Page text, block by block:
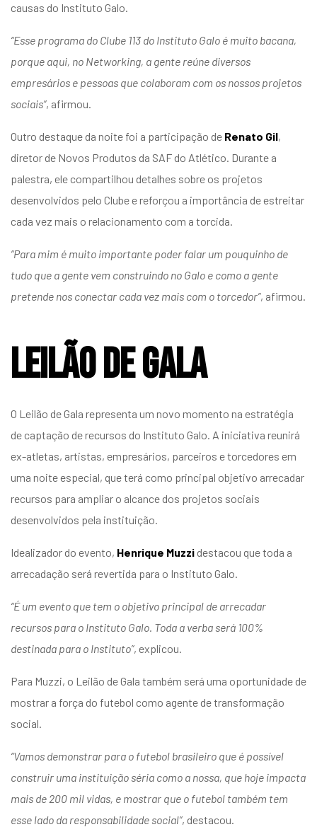
causas do Instituto Galo.
“Esse programa do Clube 113 do Instituto Galo é muito bacana,
porque aqui, no Networking, a gente reúne diversos
empresários e pessoas que colaboram com os nossos projetos
sociais”, afirmou.
Outro destaque da noite foi a participação de Renato Gil,
diretor de Novos Produtos da SAF do Atlético. Durante a
palestra, ele compartilhou detalhes sobre os projetos
desenvolvidos pelo Clube e reforçou a importância de estreitar
cada vez mais o relacionamento com a torcida.
“Para mim é muito importante poder falar um pouquinho de
tudo que a gente vem construindo no Galo e como a gente
pretende nos conectar cada vez mais com o torcedor”, afirmou.
Leilão de Gala
O Leilão de Gala representa um novo momento na estratégia
de captação de recursos do Instituto Galo. A iniciativa reunirá
ex-atletas, artistas, empresários, parceiros e torcedores em
uma noite especial, que terá como principal objetivo arrecadar
recursos para ampliar o alcance dos projetos sociais
desenvolvidos pela instituição.
Idealizador do evento, Henrique Muzzi destacou que toda a
arrecadação será revertida para o Instituto Galo.
“É um evento que tem o objetivo principal de arrecadar
recursos para o Instituto Galo. Toda a verba será 100%
destinada para o Instituto”, explicou.
Para Muzzi, o Leilão de Gala também será uma oportunidade de
mostrar a força do futebol como agente de transformação
social.
“Vamos demonstrar para o futebol brasileiro que é possível
construir uma instituição séria como a nossa, que hoje impacta
mais de 200 mil vidas, e mostrar que o futebol também tem
esse lado da responsabilidade social”, destacou.